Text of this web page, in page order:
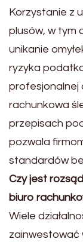
Korzystanie z
plusów, w tym
unikanie
ryzyka
profesjonalnej
rachunkowa
przepisach
pozwala
standardów
Czy jest
biuro
Wiele
zainwestować